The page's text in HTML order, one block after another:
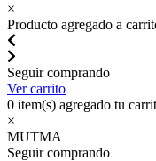
×
Producto agregado a
Seguir comprando
Ver carrito
0 item(s) agregado tu
×
MUTMA
Seguir comprando